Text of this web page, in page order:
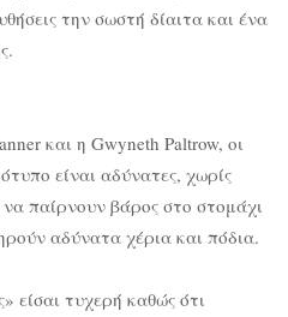
την σωστή δίαιτα και ένα
και η Gwyneth Paltrow, οι
είναι αδύνατες, χωρίς
παίρνουν βάρος στο στομάχι
αδύνατα χέρια και πόδια.
είσαι τυχερή καθώς ότι